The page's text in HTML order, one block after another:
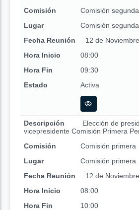
Comisión
Comisión segunda
Lugar
Comisión segunda
Fecha Reunión
12 de
Hora Inicio
08:00
Hora Fin
09:30
Estado
Activa
Descripción
Elección de
vicepresidente Comisión Primera
Comisión
Comisión primera
Lugar
Comisión primera
Fecha Reunión
12 de
Hora Inicio
08:00
Hora Fin
10:00